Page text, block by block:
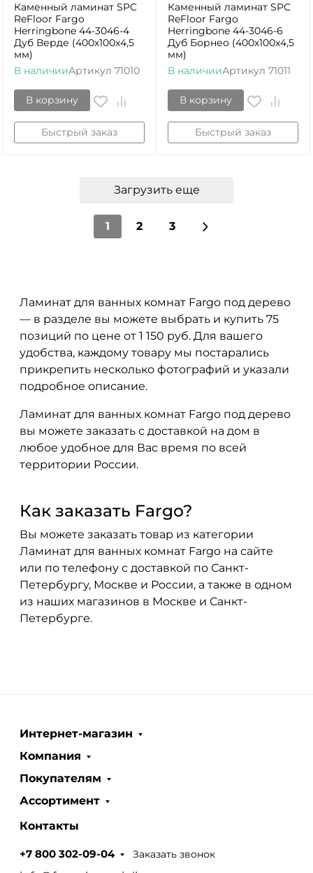
Каменный ламинат SPC
ReFloor Fargo
Herringbone 44-3046-4
Дуб Верде (400х100х4,5
мм)
В наличииАртикул 71010
В корзину
Быстрый заказ
Каменный ламинат SPC
ReFloor Fargo
Herringbone 44-3046-6
Дуб Борнео (400х100х4,5
мм)
В наличииАртикул 71011
В корзину
Быстрый заказ
Загрузить еще
1 2 3
Ламинат для ванных комнат Fargo под дерево
— в разделе вы можете выбрать и купить 75
позиций по цене от 1 150 руб. Для вашего
удобства, каждому товару мы постарались
прикрепить несколько фотографий и указали
подробное описание.
Ламинат для ванных комнат Fargo под дерево
вы можете заказать с доставкой на дом в
любое удобное для Вас время по всей
территории России.
Как заказать Fargo?
Вы можете заказать товар из категории
Ламинат для ванных комнат Fargo на сайте
или по телефону с доставкой по Санкт-
Петербургу, Москве и России, а также в одном
из наших магазинов в Москве и Санкт-
Петербурге.
Интернет-магазин
Компания
Покупателям
Ассортимент
Контакты
+7 800 302-09-04 Заказать звонок